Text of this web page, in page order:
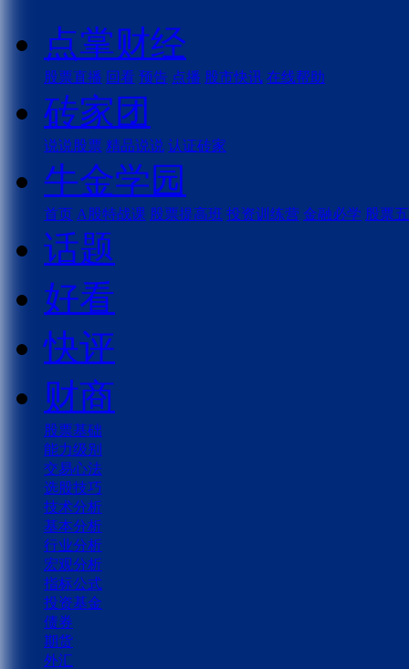
点掌财经
股票直播 回看 预告 点播 股市快讯 在线帮助
砖家团
说说股票 精品说说 认证砖家
牛金学园
首页 A股特战课 股票提高班 投资训练营 金融必学 股票
话题
好看
快评
财商
股票基础
能力级别
交易心法
选股技巧
技术分析
基本分析
行业分析
宏观分析
指标公式
投资基金
债券
期货
外汇